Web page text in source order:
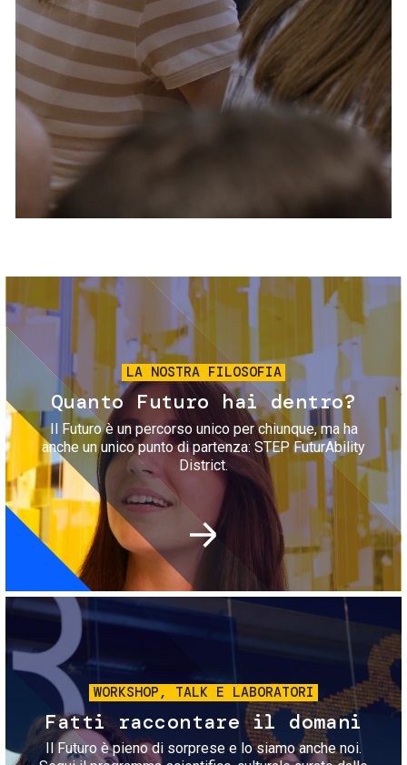
Servizi e accessibilità
Contatti
FAQ
Biglietti
Immagine
LA NOSTRA FILOSOFIA
Quanto Futuro hai dentro?
Il Futuro è un percorso unico per chiunque, ma ha
anche un unico punto di partenza: STEP FuturAbility
District.
Immagine
WORKSHOP, TALK E LABORATORI
Fatti raccontare il domani
Il Futuro è pieno di sorprese e lo siamo anche noi.